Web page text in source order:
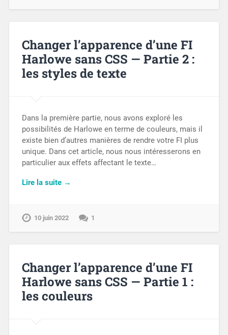
Changer l’apparence d’une FI
Harlowe sans CSS — Partie 2 :
les styles de texte
Dans la première partie, nous avons exploré les
possibilités de Harlowe en terme de couleurs, mais il
existe bien d’autres manières de rendre votre FI plus
unique. Dans cet article, nous nous intéresserons en
particulier aux effets affectant le texte…
Lire la suite →
10 juin 2022 1
Changer l’apparence d’une FI
Harlowe sans CSS — Partie 1 :
les couleurs